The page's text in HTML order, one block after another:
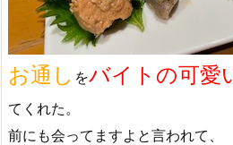
お通し をバイトの可愛
てくれた。
前にも会ってますよと言われて、